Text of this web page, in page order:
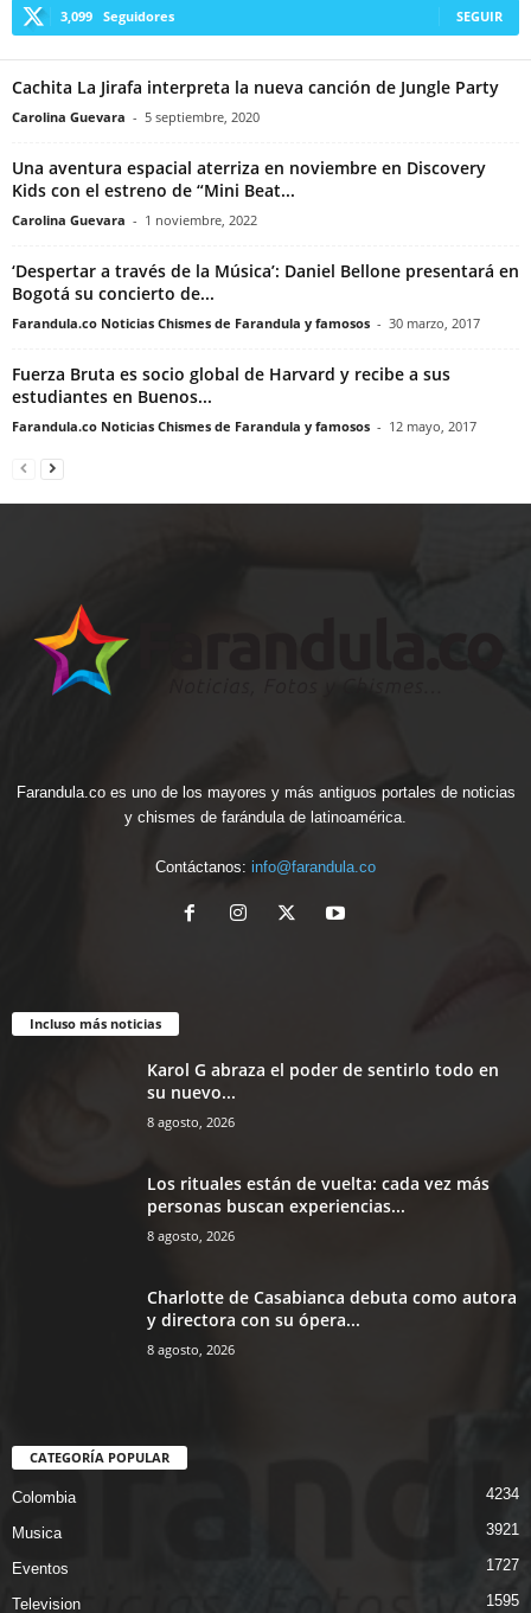
3,099 Seguidores SEGUIR
Cachita La Jirafa interpreta la nueva canción de Jungle Party
Carolina Guevara - 5 septiembre, 2020
Una aventura espacial aterriza en noviembre en Discovery
Kids con el estreno de “Mini Beat...
Carolina Guevara - 1 noviembre, 2022
‘Despertar a través de la Música’: Daniel Bellone presentará en
Bogotá su concierto de...
Farandula.co Noticias Chismes de Farandula y famosos - 30 marzo, 2017
Fuerza Bruta es socio global de Harvard y recibe a sus
estudiantes en Buenos...
Farandula.co Noticias Chismes de Farandula y famosos - 12 mayo, 2017
Farandula.co es uno de los mayores y más antiguos portales de noticias
y chismes de farándula de latinoamérica.
Contáctanos: info@farandula.co
Incluso más noticias
Karol G abraza el poder de sentirlo todo en
su nuevo...
8 agosto, 2026
Los rituales están de vuelta: cada vez más
personas buscan experiencias...
8 agosto, 2026
Charlotte de Casabianca debuta como autora
y directora con su ópera...
8 agosto, 2026
CATEGORÍA POPULAR
Colombia 4234
Musica 3921
Eventos 1727
Television 1595